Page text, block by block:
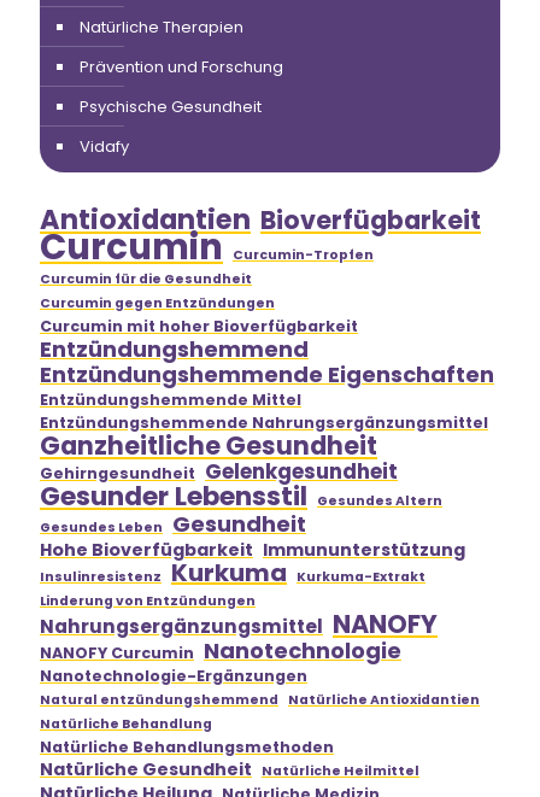
Natürliche Therapien
Prävention und Forschung
Psychische Gesundheit
Vidafy
Antioxidantien Bioverfügbarkeit
Curcumin Curcumin-Tropfen
Curcumin für die Gesundheit
Curcumin gegen Entzündungen
Curcumin mit hoher Bioverfügbarkeit
Entzündungshemmend
Entzündungshemmende Eigenschaften
Entzündungshemmende Mittel
Entzündungshemmende Nahrungsergänzungsmittel
Ganzheitliche Gesundheit
Gehirngesundheit Gelenkgesundheit
Gesunder Lebensstil
Gesundes Altern
Gesundes Leben
Gesundheit
Hohe Bioverfügbarkeit Immununterstützung
Insulinresistenz Kurkuma
Kurkuma-Extrakt
Linderung von Entzündungen
Nahrungsergänzungsmittel NANOFY
NANOFY Curcumin Nanotechnologie
Nanotechnologie-Ergänzungen
Natural entzündungshemmend
Natürliche Antioxidantien
Natürliche Behandlung
Natürliche Behandlungsmethoden
Natürliche Gesundheit Natürliche Heilmittel